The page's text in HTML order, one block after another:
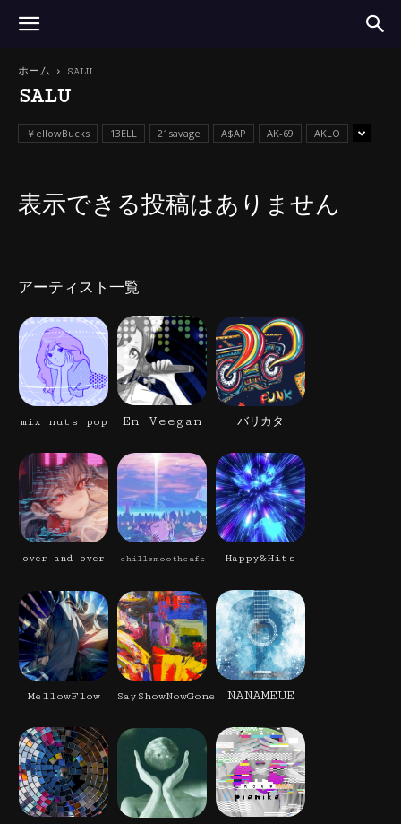
ホーム SALU
SALU
￥ellowBucks 13ELL 21savage A$AP AK-69 AKLO
表示できる投稿はありません
アーティスト一覧
mix nuts pop En Veegan バリカタ
over and over chillsmoothcafe Happy&Hits
MellowFlow SayShowNowGone NANAMEUE